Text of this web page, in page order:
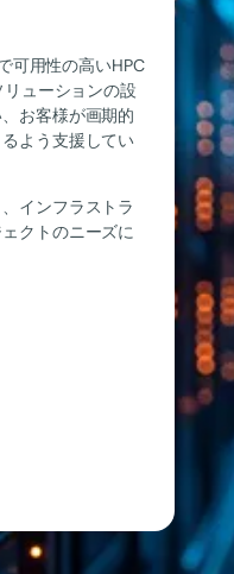
可用性の高いHPC
ューションの設
お客様が画期的
よう支援してい
インフラストラ
クトのニーズに